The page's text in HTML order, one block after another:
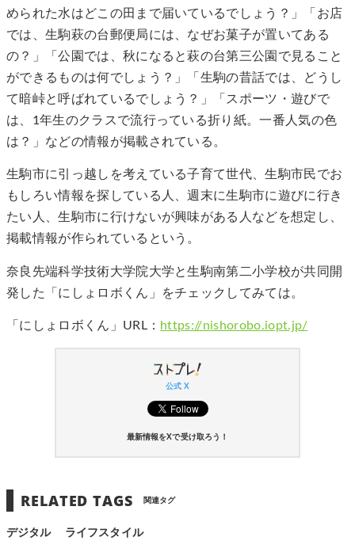
められた水はどこの田まで届いているでしょう？」「お店
では、生駒萩の台郵便局には、なぜお菓子が置いてある
の？」「公園では、秋になると萩の台第三公園で見ること
ができるものは何でしょう？」「生駒の昔話では、どうし
て暗峠と呼ばれているでしょう？」「スポーツ・遊びで
は、1年生のクラスで流行っている折り紙。一番人気の色
は？」などの情報が掲載されている。
生駒市に引っ越しを考えている子育て世代、生駒市民でお
もしろい情報を探している人、週末に生駒市に遊びに行き
たい人、生駒市に行けないが興味がある人などを想定し、
掲載情報が作られているという。
奈良先端科学技術大学院大学と生駒南第二小学校が共同開
発した「にしょロボくん」をチェックしてみては。
「にしょロボくん」URL： https://nishorobo.iopt.jp/
公式 X
最新情報をXで受け取ろう！
RELATED TAGS 関連タグ
デジタル ライフスタイル